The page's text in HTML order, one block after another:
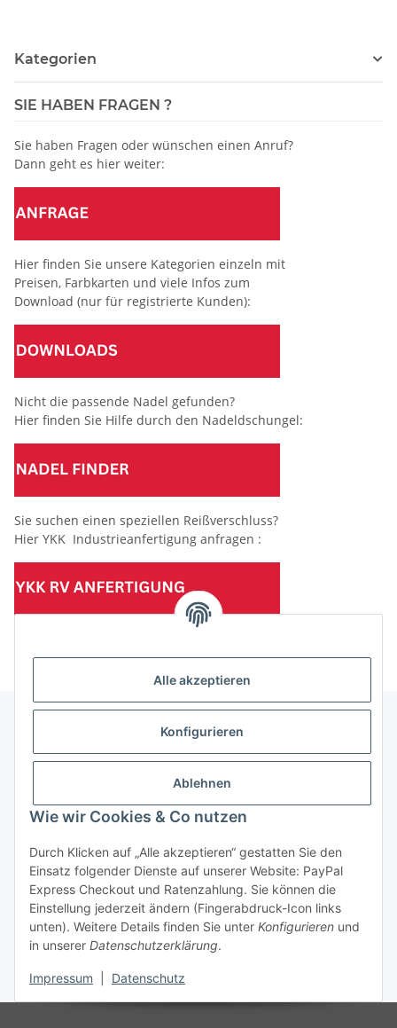
Alle akzeptieren
Konfigurieren
Ablehnen
Wie wir Cookies & Co nutzen
Durch Klicken auf „Alle akzeptieren“ gestatten Sie den
Einsatz folgender Dienste auf unserer Website: PayPal
Express Checkout und Ratenzahlung. Sie können die
Einstellung jederzeit ändern (Fingerabdruck-Icon links
unten). Weitere Details finden Sie unter Konfigurieren und
in unserer Datenschutzerklärung.
Impressum Datenschutz
Kategorien
SIE HABEN FRAGEN ?
Sie haben Fragen oder wünschen einen Anruf?
Dann geht es hier weiter:
Hier finden Sie unsere Kategorien einzeln mit
Preisen, Farbkarten und viele Infos zum
Download (nur für registrierte Kunden):
Nicht die passende Nadel gefunden?
Hier finden Sie Hilfe durch den Nadeldschungel:
Sie suchen einen speziellen Reißverschluss?
Hier YKK Industrieanfertigung anfragen :
(Mindesttabnahmemenge 10 Stück je Länge und Farbe)
Informationen
Gesetzliche Informationen
Vertrag widerrufen
* Alle Preise zzgl. gesetzlicher USt., zzgl.